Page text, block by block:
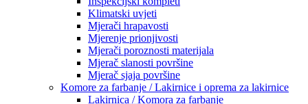
Klimatski uvjeti
Mjerači hrapavosti
Mjerenje prionjivosti
Mjerači poroznosti materijala
Mjerač slanosti površine
Mjerač sjaja površine
Komore za farbanje / Lakirnice i oprema za lakirnice
Lakirnica / Komora za farbanje